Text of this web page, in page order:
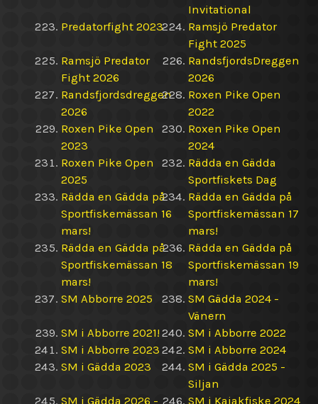
Invitational
Predatorfight 2023
Ramsjö Predator
Fight 2025
Ramsjö Predator
Fight 2026
RandsfjordsDreggen
2026
Randsfjordsdreggen
2026
Roxen Pike Open
2022
Roxen Pike Open
2023
Roxen Pike Open
2024
Roxen Pike Open
2025
Rädda en Gädda
Sportfiskets Dag
Rädda en Gädda på
Sportfiskemässan 16
mars!
Rädda en Gädda på
Sportfiskemässan 17
mars!
Rädda en Gädda på
Sportfiskemässan 18
mars!
Rädda en Gädda på
Sportfiskemässan 19
mars!
SM Abborre 2025
SM Gädda 2024 -
Vänern
SM i Abborre 2021!
SM i Abborre 2022
SM i Abborre 2023
SM i Abborre 2024
SM i Gädda 2023
SM i Gädda 2025 -
Siljan
SM i Gädda 2026 -
SM i Kajakfiske 2024